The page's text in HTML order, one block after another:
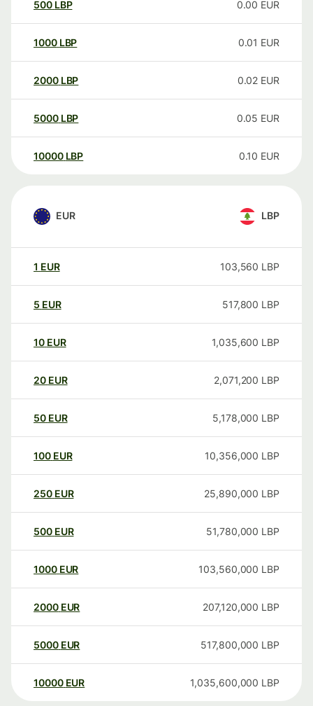
500 LBP 0.00 EUR
1000 LBP 0.01 EUR
2000 LBP 0.02 EUR
5000 LBP 0.05 EUR
10000 LBP 0.10 EUR
EUR LBP
1 EUR 103,560 LBP
5 EUR 517,800 LBP
10 EUR 1,035,600 LBP
20 EUR 2,071,200 LBP
50 EUR 5,178,000 LBP
100 EUR 10,356,000 LBP
250 EUR 25,890,000 LBP
500 EUR 51,780,000 LBP
1000 EUR 103,560,000 LBP
2000 EUR 207,120,000 LBP
5000 EUR 517,800,000 LBP
10000 EUR 1,035,600,000 LBP